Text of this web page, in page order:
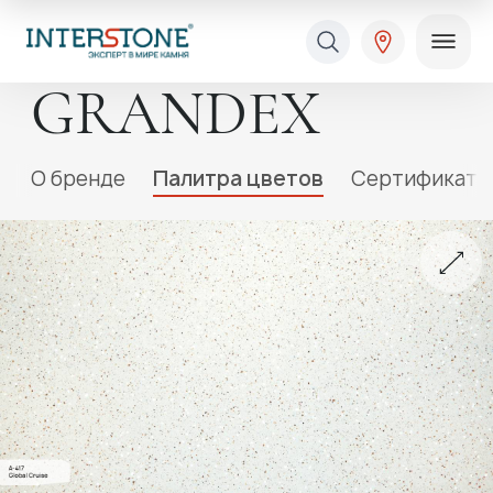
GRANDEX
O бренде Палитра цветов Сертификаты
Ваша сфера деятельности
Обработчик Дизайнер